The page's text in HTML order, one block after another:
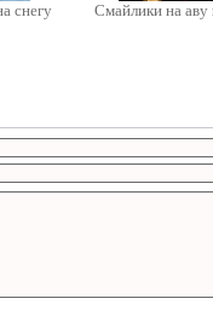
снегу Смайлики на аву